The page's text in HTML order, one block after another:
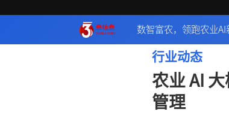
数智富农，领跑农业AI
行业动态
农业 AI
管理